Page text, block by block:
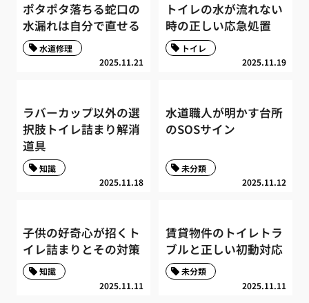
ポタポタ落ちる蛇口の
水漏れは自分で直せる
2025.11.21
水道修理
トイレの水が流れない
時の正しい応急処置
2025.11.19
トイレ
ラバーカップ以外の選
択肢トイレ詰まり解消
道具
2025.11.18
知識
水道職人が明かす台所
のSOSサイン
2025.11.12
未分類
子供の好奇心が招くト
イレ詰まりとその対策
2025.11.11
知識
賃貸物件のトイレトラ
ブルと正しい初動対応
2025.11.11
未分類